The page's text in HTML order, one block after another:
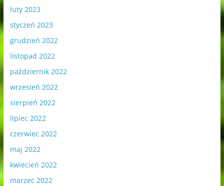
luty 2023
styczeń 2023
grudzień 2022
listopad 2022
październik 2022
wrzesień 2022
sierpień 2022
lipiec 2022
czerwiec 2022
maj 2022
kwiecień 2022
marzec 2022